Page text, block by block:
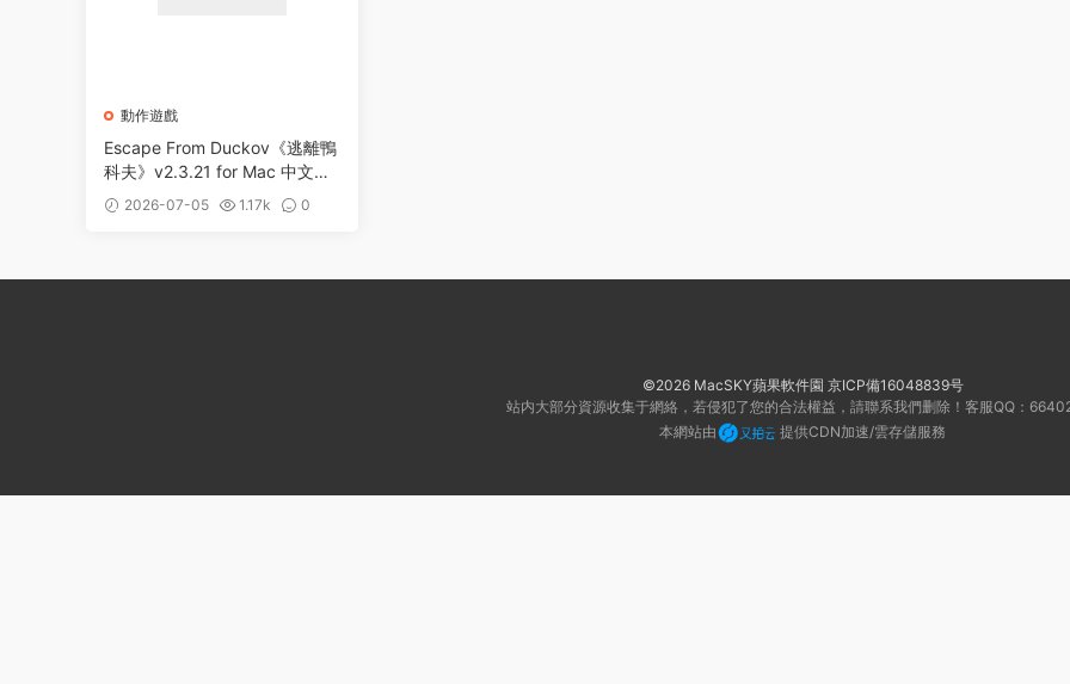
動作遊戲
Escape From Duckov《逃離鴨
科夫》v2.3.21 for Mac 中文版
鴨子題材PVE俯視角撤離射擊遊
戲
2026-07-05 1.17k 0
©2026 MacSKY蘋果軟件園 京ICP備16048839号
站内大部分資源收集于網絡，若侵犯了您的合法權益，請聯系我們删除！客服QQ：
本網站由
提供CDN加速/雲存儲服務